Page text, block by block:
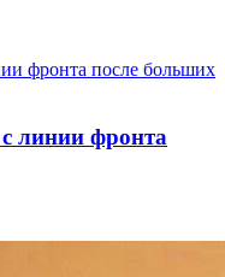
линии фронта